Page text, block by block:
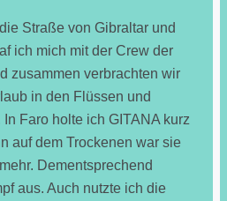
Straße von Gibraltar und
ich mich mit der Crew der
zusammen verbrachten wir
in den Flüssen und
Faro holte ich GITANA kurz
auf dem Trockenen war sie
Dementsprechend
aus. Auch nutzte ich die